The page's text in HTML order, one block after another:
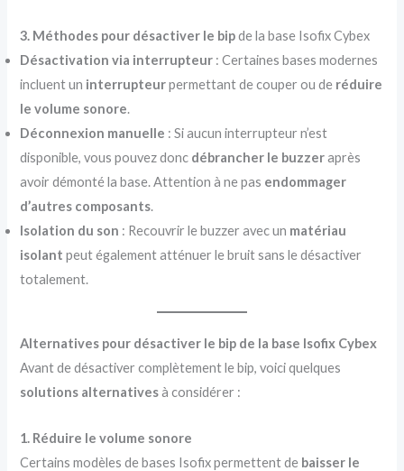
3. Méthodes pour désactiver le bipde la base Isofix Cybex
Désactivation via interrupteur : Certaines bases modernes
incluent un interrupteurpermettant de couper ou de réduire
le volume sonore.
Déconnexion manuelle : Si aucun interrupteur n’est
disponible, vous pouvez donc débrancher le buzzeraprès
avoir démonté la base. Attention à ne pas endommager
d’autres composants.
Isolation du son : Recouvrir le buzzer avec un matériau
isolant peut également atténuer le bruit sans le désactiver
totalement.
Alternatives pour désactiver le bip de la base Isofix Cybex
Avant de désactiver complètement le bip, voici quelques
solutions alternativesà considérer :
1. Réduire le volume sonore
Certains modèles de bases Isofix permettent de baisser le